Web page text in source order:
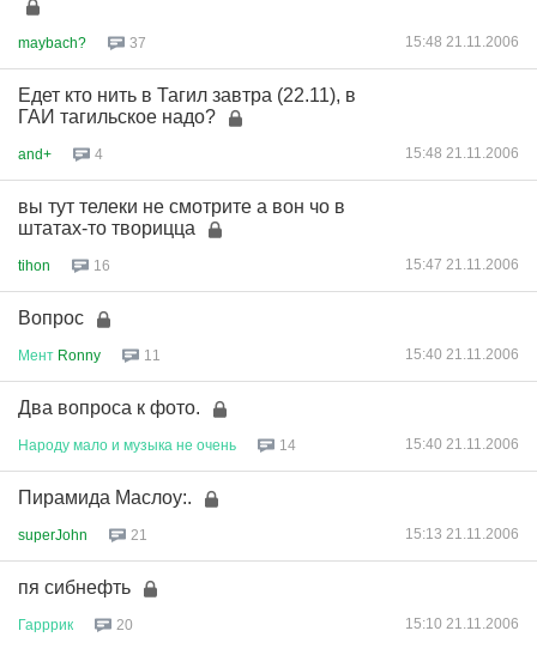
maybach? 37 15:48 21.11.2006
Едет кто нить в Тагил завтра (22.11), в
ГАИ тагильское надо?
and+ 4 15:48 21.11.2006
вы тут телеки не смотрите а вон чо в
штатах-то творицца
tihon 16 15:47 21.11.2006
Вопрос
Мент Ronny 11 15:40 21.11.2006
Два вопроса к фото.
Народу мало и музыка не очень 14 15:40 21.11.2006
Пирамида Маслоу:.
superJohn 21 15:13 21.11.2006
пя сибнефть
Гарррик 20 15:10 21.11.2006